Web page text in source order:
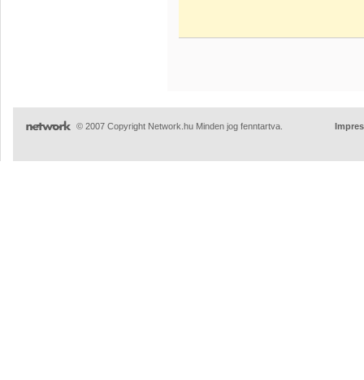
© 2007 Copyright Network.hu Minden jog fenntartva.